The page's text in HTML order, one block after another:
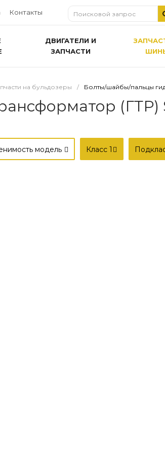
Контакты
ДВИГАТЕЛИ И
ЗАПЧАСТИ
на бульдозеры / Болты/шайбы/пальцы
(ГТР)
модель Класс 1